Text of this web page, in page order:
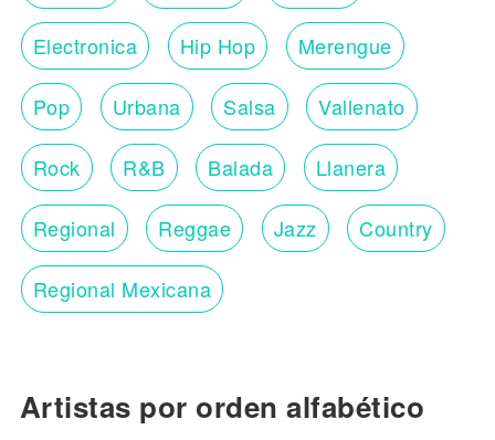
Electronica Hip Hop Merengue
Pop Urbana Salsa Vallenato
Rock R&B Balada Llanera
Regional Reggae Jazz Country
Regional Mexicana
Artistas por orden alfabético